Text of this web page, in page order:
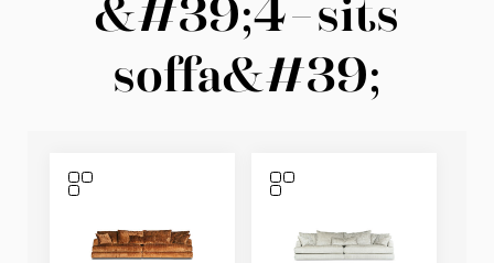
&#39;4-sits
soffa&#39;